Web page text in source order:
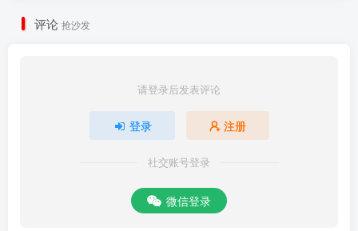
评论 抢沙发
请登录后发表评论
登录 注册
社交账号登录
微信登录